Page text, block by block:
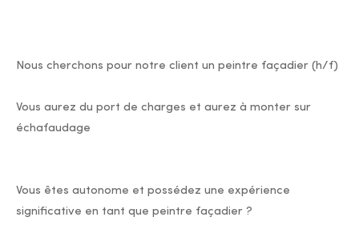
Nous cherchons pour notre client un peintre façadier (h/f)
Vous aurez du port de charges et aurez à monter sur
échafaudage
Vous êtes autonome et possédez une expérience
significative en tant que peintre façadier ?